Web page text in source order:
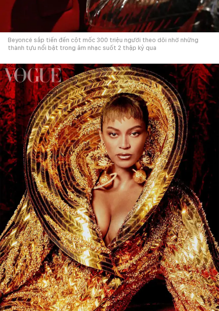
Beyoncé sắp tiến đến cột mốc 300 triệu người theo dõi nhờ những
thành tựu nổi bật trong âm nhạc suốt 2 thập kỷ qua